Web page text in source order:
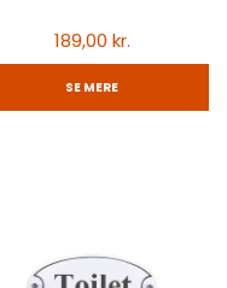
189,00 kr.
SE MERE